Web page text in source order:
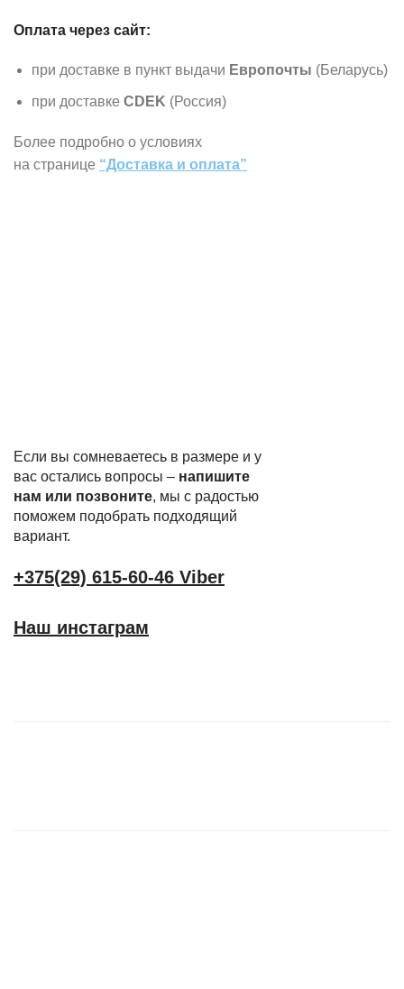
Оплата через сайт:
при доставке в пункт выдачи Европочты (Беларусь)
при доставке CDEK (Россия)
Более подробно о условиях
на странице “Доставка и оплата”
Если вы сомневаетесь в размере и у
вас остались вопросы – напишите
нам или позвоните, мы с радостью
поможем подобрать подходящий
вариант.
+375(29) 615-60-46 Viber
Наш инстаграм